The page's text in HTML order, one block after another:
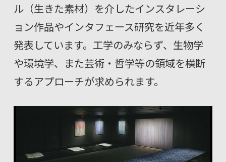
ル（生きた素材）を介したインスタレーシ
ョン作品やインタフェース研究を近年多く
発表しています。工学のみならず、生物学
や環境学、また芸術・哲学等の領域を横断
するアプローチが求められます。